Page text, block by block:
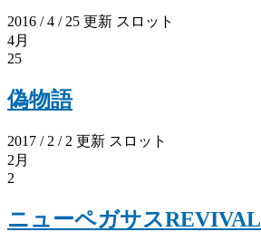
2016 / 4 / 25 更新 スロット
4月
25
偽物語
2017 / 2 / 2 更新 スロット
2月
2
ニューペガサスREVIVAL